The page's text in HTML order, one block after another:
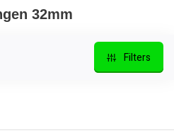
32mm
Filters